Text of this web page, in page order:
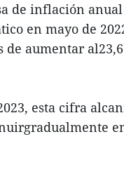
de inflación
en mayo de
de aumentar
esta cifra